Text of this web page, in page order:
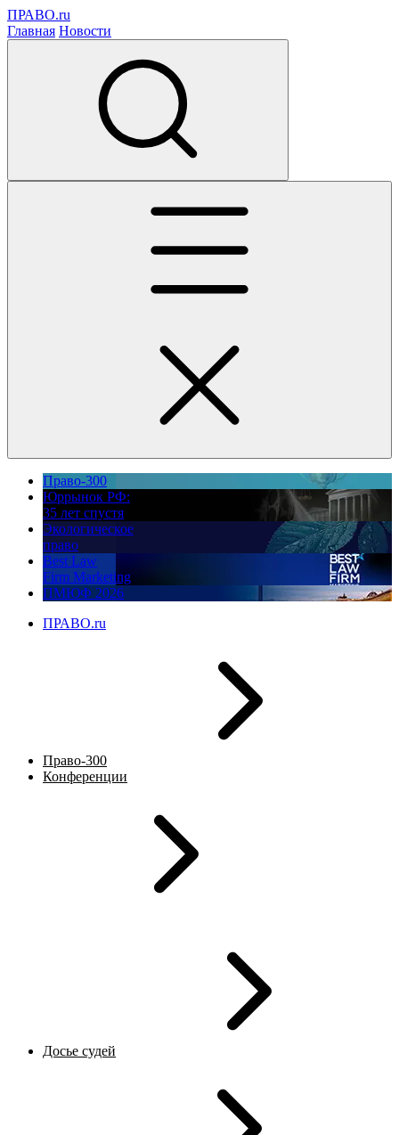
ПРАВО.ru
Главная Новости
Право-300
Юррынок РФ:
35 лет спустя
Экологическое
право
Best Law
Firm Marketing
ПМЮФ 2026
ПРАВО.ru
Право-300
Конференции
Досье судей